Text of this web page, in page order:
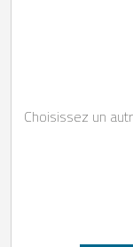
Choisissez un